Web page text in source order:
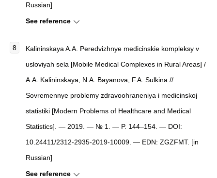
Russian]
See reference
Kalininskaya A.A. Peredvizhnye medicinskie kompleksy v
usloviyah sela [Mobile Medical Complexes in Rural Areas] /
A.A. Kalininskaya, N.A. Bayanova, F.A. Sulkina //
Sovremennye problemy zdravoohraneniya i medicinskoj
statistiki [Modern Problems of Healthcare and Medical
Statistics]. — 2019. — № 1. — P. 144–154. — DOI:
10.24411/2312-2935-2019-10009. — EDN: ZGZFMT. [in
Russian]
See reference